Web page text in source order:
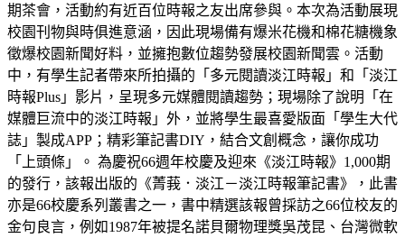
期茶會，活動約有近百位時報之友出席參與。本次為活動展現
校園刊物與時俱進意涵，因此現場備有爆米花機和棉花糖機象
徵爆校園新聞好料，並擁抱數位趨勢發展校園新聞雲。活動
中，有學生記者帶來所拍攝的「多元閱讀淡江時報」和「淡江
時報Plus」影片，呈現多元媒體閱讀趨勢；現場除了說明「在
媒體巨流中的淡江時報」外，並將學生最喜愛版面「學生大代
誌」製成APP；精彩筆記書DIY，結合文創概念，讓你成功
「上頭條」。 為慶祝66週年校慶及迎來《淡江時報》1,000期
的發行，該報出版的《菁莪．淡江－淡江時報筆記書》，此書
亦是66校慶系列叢書之一，書中精選該報曾採訪之66位校友的
金句良言，例如1987年被提名諾貝爾物理獎吳茂昆、台灣微軟